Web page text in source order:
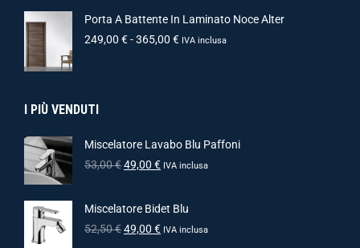
Porta A Battente In Laminato Noce Alter
249,00 €-365,00 € IVA inclusa
I PIÙ VENDUTI
Miscelatore Lavabo Blu Paffoni
53,00€49,00 € IVA inclusa
Miscelatore Bidet Blu
52,50€49,00 € IVA inclusa